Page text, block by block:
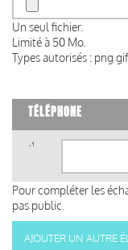
Un seul fichier.
Limité à 50 Mo.
Types autorisés : png
TÉLÉPHONE
1)
Pour compléter les
pas public.